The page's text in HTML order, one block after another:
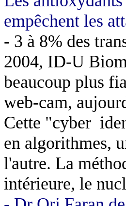
empêchent les
- 3 à 8% des
2004, ID-U
beaucoup plus
web-cam,
Cette "cyber
en algorithmes,
l'autre. La
intérieure, le